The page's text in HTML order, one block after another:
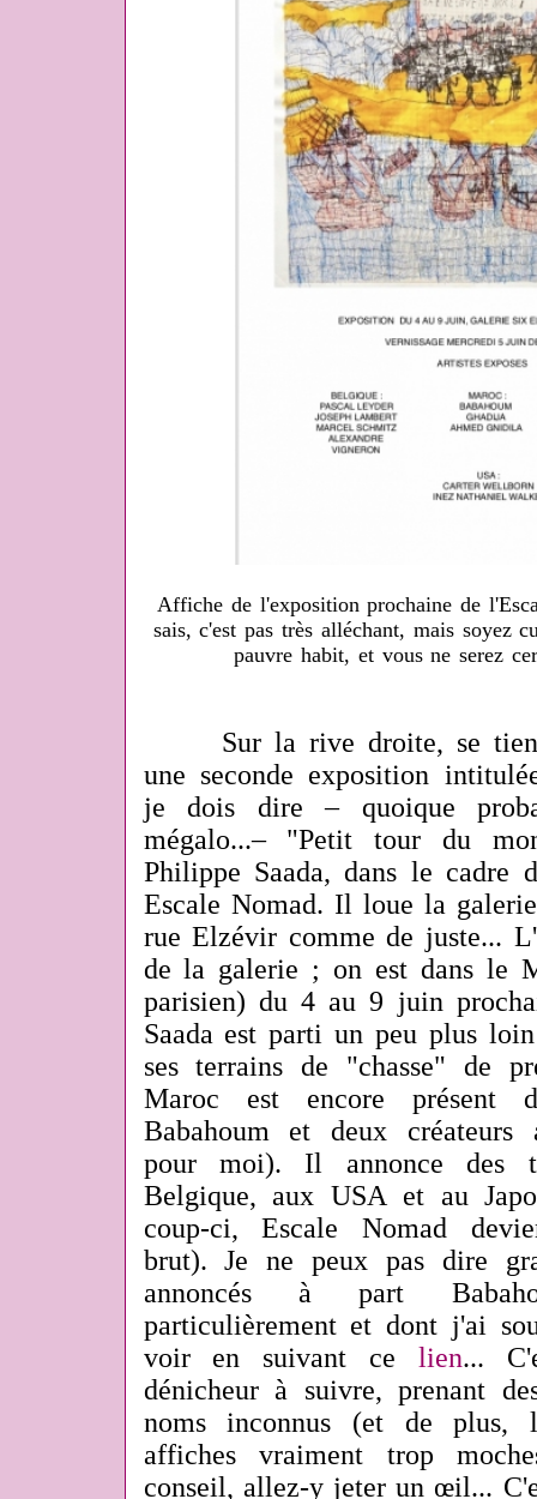
Affiche de l'exposition prochaine de
sais, c'est pas très alléchant, mais soyez
pauvre habit, et vous ne serez
Sur la rive droite, se
une seconde exposition
je dois dire – quoique
mégalo...– "Petit tour du
Philippe Saada, dans le cadre
Escale Nomad. Il loue la
rue Elzévir comme de juste...
de la galerie ; on est dans le
parisien) du 4 au 9 juin
Saada est parti un peu plus
ses terrains de "chasse" de
Maroc est encore présent
Babahoum et deux créateurs
pour moi). Il annonce des
Belgique, aux USA et au
coup-ci, Escale Nomad
brut). Je ne peux pas dire
annoncés à part
particulièrement et dont j'ai
voir en suivant celien...
dénicheur à suivre, prenant
noms inconnus (et de plus,
affiches vraiment trop
conseil, allez-y jeter un œil...